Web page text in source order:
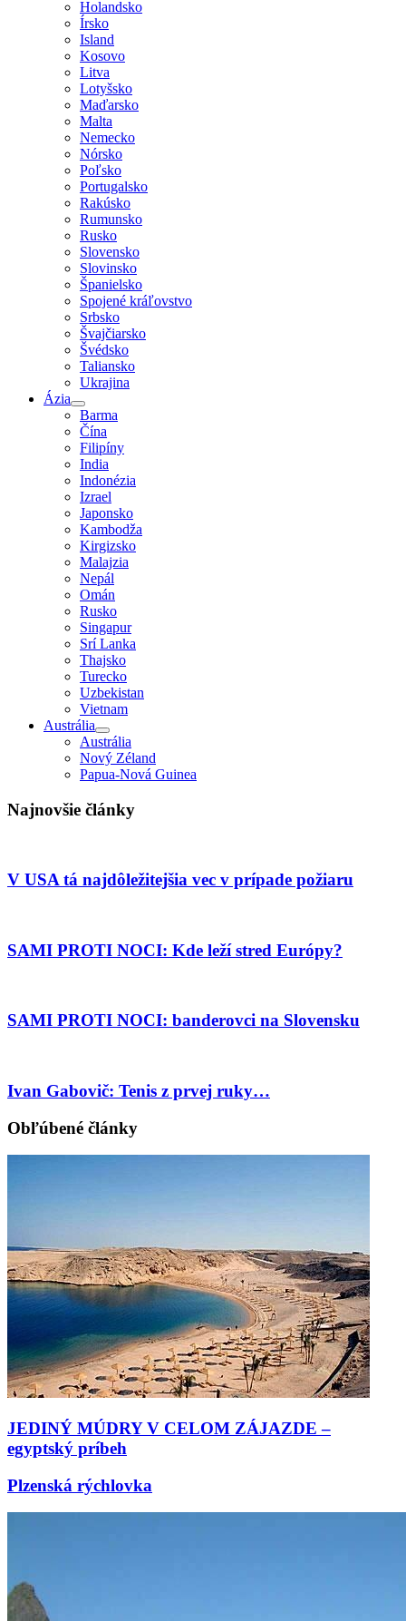
Holandsko
Írsko
Island
Kosovo
Litva
Lotyšsko
Maďarsko
Malta
Nemecko
Nórsko
Poľsko
Portugalsko
Rakúsko
Rumunsko
Rusko
Slovensko
Slovinsko
Španielsko
Spojené kráľovstvo
Srbsko
Švajčiarsko
Švédsko
Taliansko
Ukrajina
Ázia
Barma
Čína
Filipíny
India
Indonézia
Izrael
Japonsko
Kambodža
Kirgizsko
Malajzia
Nepál
Omán
Rusko
Singapur
Srí Lanka
Thajsko
Turecko
Uzbekistan
Vietnam
Austrália
Austrália
Nový Zéland
Papua-Nová Guinea
Najnovšie články
V USA tá najdôležitejšia vec v prípade požiaru
SAMI PROTI NOCI: Kde leží stred Európy?
SAMI PROTI NOCI: banderovci na Slovensku
Ivan Gabovič: Tenis z prvej ruky…
Obľúbené články
JEDINÝ MÚDRY V CELOM ZÁJAZDE –
egyptský príbeh
Plzenská rýchlovka